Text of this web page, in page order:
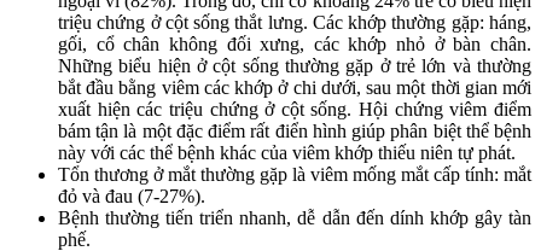
triệu chứng ở cột sống thắt lưng. Các khớp thường gặp: háng,
gối, cổ chân không đối xưng, các khớp nhỏ ở bàn chân.
Những biểu hiện ở cột sống thường gặp ở trẻ lớn và thường
bắt đầu bằng viêm các khớp ở chi dưới, sau một thời gian mới
xuất hiện các triệu chứng ở cột sống. Hội chứng viêm điểm
bám tận là một đặc điểm rất điển hình giúp phân biệt thể bệnh
này với các thể bệnh khác của viêm khớp thiếu niên tự phát.
Tổn thương ở mắt thường gặp là viêm mống mắt cấp tính: mắt
đỏ và đau (7-27%).
Bệnh thường tiến triển nhanh, dễ dẫn đến dính khớp gây tàn
phế.